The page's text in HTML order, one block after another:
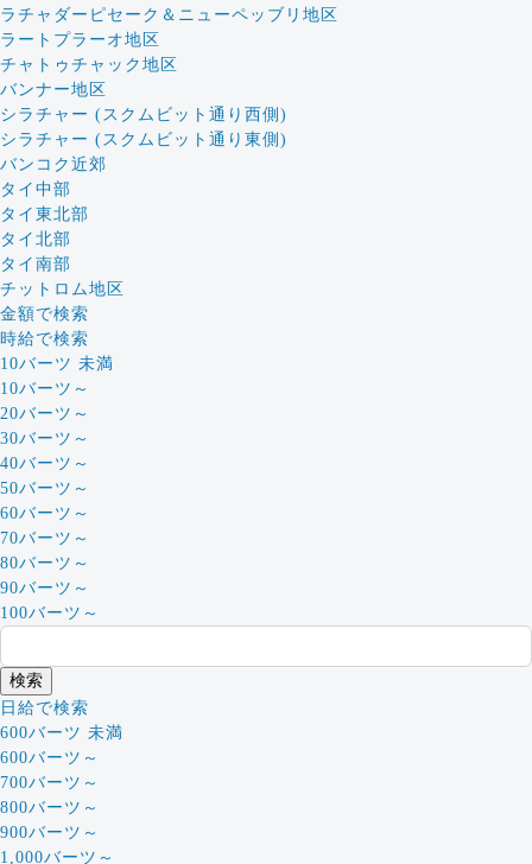
ラチャダーピセーク＆ニューペッブリ地区
ラートプラーオ地区
チャトゥチャック地区
バンナー地区
シラチャー (スクムビット通り西側)
シラチャー (スクムビット通り東側)
バンコク近郊
タイ中部
タイ東北部
タイ北部
タイ南部
チットロム地区
金額で検索
時給で検索
10バーツ 未満
10バーツ～
20バーツ～
30バーツ～
40バーツ～
50バーツ～
60バーツ～
70バーツ～
80バーツ～
90バーツ～
100バーツ～
日給で検索
600バーツ 未満
600バーツ～
700バーツ～
800バーツ～
900バーツ～
1,000バーツ～